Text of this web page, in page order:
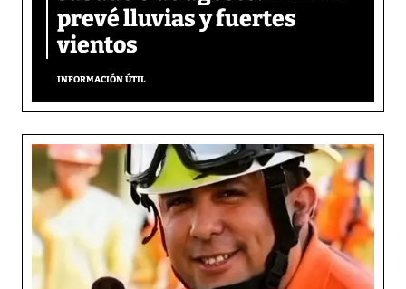
prevé lluvias y fuertes
vientos
INFORMACIÓN ÚTIL